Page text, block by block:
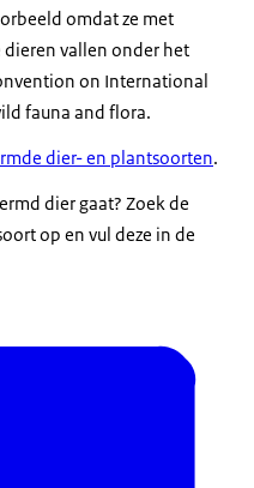
omdat ze met
dieren vallen onder het
on International
fauna and flora.
dier- en plantsoorten.
dier gaat? Zoek de
op en vul deze in de